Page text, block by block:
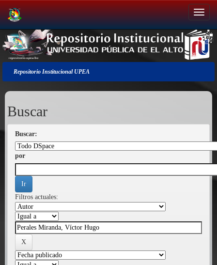
Salir
de
la
navegación
Repositorio Institucional UPEA
Buscar
Buscar:
por
Filtros actuales: